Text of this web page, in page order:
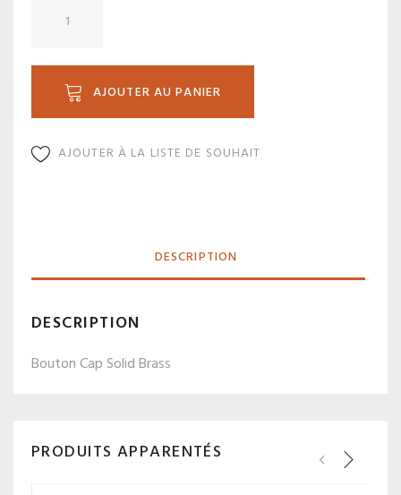
AJOUTER AU PANIER
AJOUTER À LA LISTE DE SOUHAIT
DESCRIPTION
DESCRIPTION
Bouton Cap Solid Brass
PRODUITS APPARENTÉS